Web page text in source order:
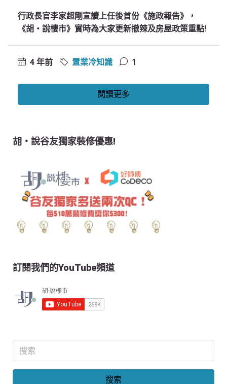
行政長官李家超剛宣讀上任後首份《施政報告》，
《胡‧說樓市》實時為大家更新撤辣及房屋政策重點!
4 年前 置業冷知識 1
閱讀更多
胡‧說谷友獨家裝修優惠!
訂閱我們的YouTube頻道
搜索